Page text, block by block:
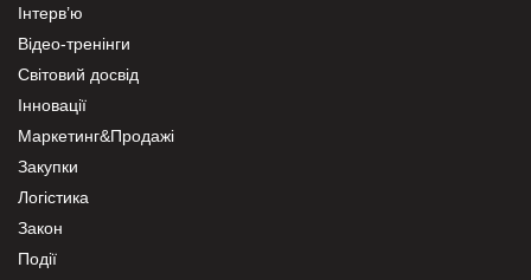
Інтерв’ю
Відео-тренінги
Світовий досвід
Інновації
Маркетинг&Продажі
Закупки
Логістика
Закон
Події